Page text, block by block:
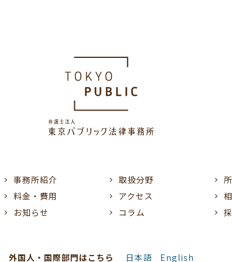
事務所紹介 取扱分野
料金・費用 アクセス
お知らせ コラム
外国人・国際部門はこちら 日本語 English